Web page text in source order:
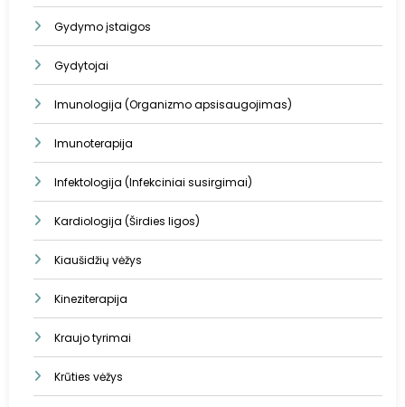
Gydymo įstaigos
Gydytojai
Imunologija (Organizmo apsisaugojimas)
Imunoterapija
Infektologija (Infekciniai susirgimai)
Kardiologija (Širdies ligos)
Kiaušidžių vėžys
Kineziterapija
Kraujo tyrimai
Krūties vėžys